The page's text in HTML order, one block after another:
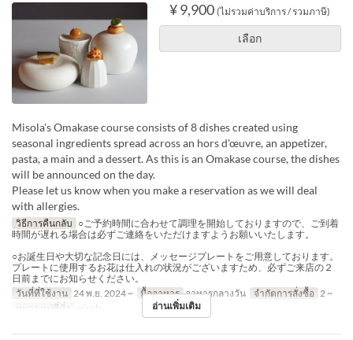
¥ 9,900 (ไม่รวมค่าบริการ / รวมภาษี)
เลือก
Misola's Omakase course consists of 8 dishes created using
seasonal ingredients spread across an hors d'œuvre, an appetizer,
pasta, a main and a dessert. As this is an Omakase course, the dishes
will be announced on the day.
Please let us know when you make a reservation as we will deal
with allergies.
วิธีการคืนกลับ ○ご予約時間に合わせて調理を開始しておりますので、ご到着
時間が遅れる場合は必ずご連絡をいただけますようお願いいたします。
○お誕生日や大切な記念日には、メッセージプレートをご用意しております。
プレートに使用するお花は仕入れの状況がございますため、必ずご来店の２
日前までにお知らせください。
วันที่ที่ใช้งาน 24 พ.ย. 2024 ~ มื้ออาหาร อาหารกลางวัน จำกัดการสั่งซื้อ 2 ~
หมวดหมู่ที่นั่ง
misola อ่านเพิ่มเติม